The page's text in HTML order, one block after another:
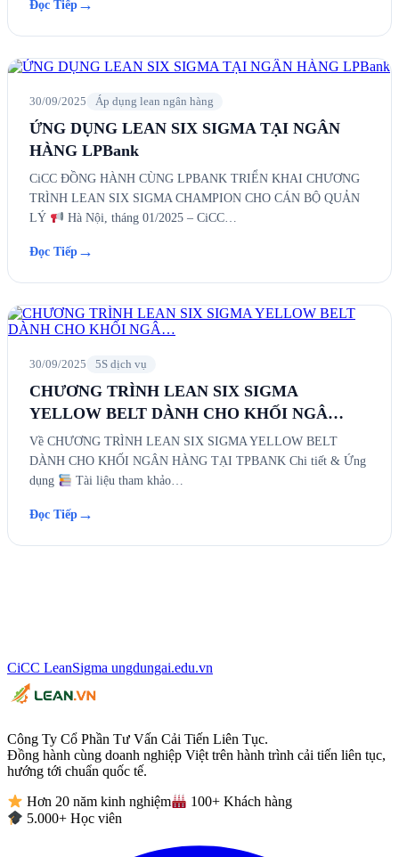
Đọc Tiếp →
30/09/2025 Áp dụng lean ngân hàng
ỨNG DỤNG LEAN SIX SIGMA TẠI NGÂN
HÀNG LPBank
CiCC ĐỒNG HÀNH CÙNG LPBANK TRIỂN KHAI CHƯƠNG
TRÌNH LEAN SIX SIGMA CHAMPION CHO CÁN BỘ QUẢN
LÝ
Hà Nội, tháng 01/2025 – CiCC…
Đọc Tiếp →
30/09/2025 5S dịch vụ
CHƯƠNG TRÌNH LEAN SIX SIGMA
YELLOW BELT DÀNH CHO KHỐI NGÂ…
Về CHƯƠNG TRÌNH LEAN SIX SIGMA YELLOW BELT
DÀNH CHO KHỐI NGÂN HÀNG TẠI TPBANK Chi tiết & Ứng
dụng
Tài liệu tham khảo…
Đọc Tiếp →
CiCC LeanSigma ungdungai.edu.vn
Công Ty Cổ Phần Tư Vấn Cải Tiến Liên Tục.
Đồng hành cùng doanh nghiệp Việt trên hành trình cải tiến liên tục,
hướng tới chuẩn quốc tế.
Hơn 20 năm kinh nghiệm
100+ Khách hàng
5.000+ Học viên